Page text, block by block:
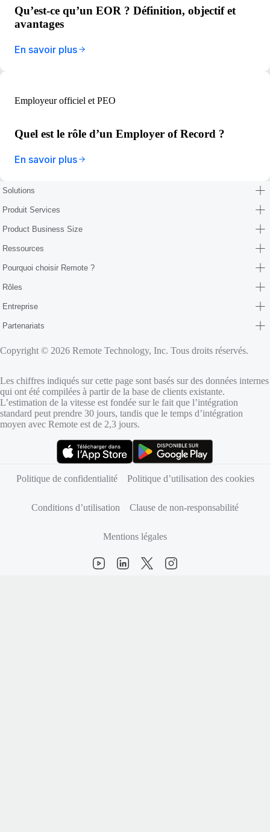
Qu’est-ce qu’un EOR ? Définition, objectif et
avantages
En savoir plus
Employeur officiel et PEO
Quel est le rôle d’un Employer of Record ?
En savoir plus
Solutions
Produit Services
Product Business Size
Ressources
Pourquoi choisir Remote ?
Rôles
Entreprise
Partenariats
Copyright © 2026 Remote Technology, Inc. Tous droits réservés.
Les chiffres indiqués sur cette page sont basés sur des données internes
qui ont été compilées à partir de la base de clients existante.
L’estimation de la vitesse est fondée sur le fait que l’intégration
standard peut prendre 30 jours, tandis que le temps d’intégration
moyen avec Remote est de 2,3 jours.
Politique de confidentialité
Politique d’utilisation des cookies
Conditions d’utilisation Clause de non-responsabilité
Mentions légales